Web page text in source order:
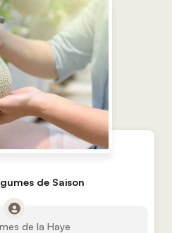
de Saison
de la Haye